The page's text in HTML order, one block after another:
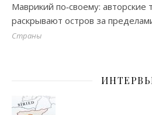
Маврикий по‑своему: авторские
раскрывают остров за
Страны